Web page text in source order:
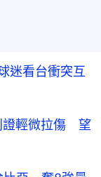
迷看台衝突互
證輕微拉傷 望